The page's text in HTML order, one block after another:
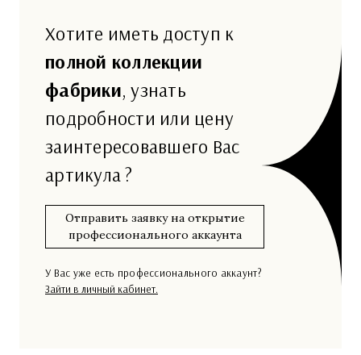
Хотите иметь доступ к
полной коллекции
фабрики, узнать
подробности или цену
заинтересовавшего Вас
артикула ?
Отправить заявку на открытие
профессионального аккаунта
У Вас уже есть профессионального аккаунт?
Зайти в личный кабинет.